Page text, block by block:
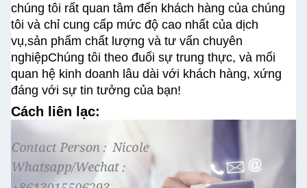
chúng tôi rất quan tâm đến khách hàng của chúng
tôi và chỉ cung cấp mức độ cao nhất của dịch
vụ,sản phẩm chất lượng và tư vấn chuyên
nghiệpChúng tôi theo đuổi sự trung thực, và mối
quan hệ kinh doanh lâu dài với khách hàng, xứng
đáng với sự tin tưởng của bạn!
Cách liên lạc: